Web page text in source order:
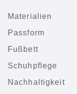
Materialien
Passform
Fußbett
Schuhpflege
Nachhaltigkeit